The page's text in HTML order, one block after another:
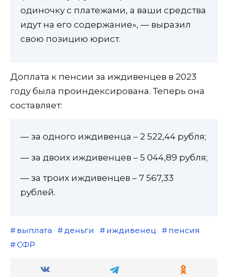
одиночку с платежами, а ваши средства
идут на его содержание», — выразил
свою позицию юрист.
Доплата к пенсии за иждивенцев в 2023
году была проиндексирована. Теперь она
составляет:
— за одного иждивенца – 2 522,44 рубля;
— за двоих иждивенцев – 5 044,89 рубля;
— за троих иждивенцев – 7 567,33
рублей.
выплата деньги иждивенец
пенсия
СФР